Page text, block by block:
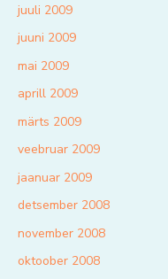
juuli 2009
juuni 2009
mai 2009
aprill 2009
märts 2009
veebruar 2009
jaanuar 2009
detsember 2008
november 2008
oktoober 2008